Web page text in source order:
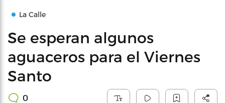
La Calle
Se esperan algunos
aguaceros para el Viernes
Santo
0